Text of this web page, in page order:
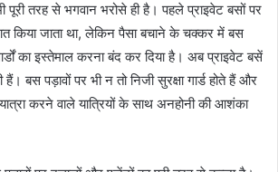
पूरी तरह से भगवान भरोसे ही है। पहले प्राइवेट बसों पर
किया जाता था, लेकिन पैसा बचाने के चक्कर में बस
का इस्तेमाल करना बंद कर दिया है। अब प्राइवेट बसें
बस पड़ावों पर भी न तो निजी सुरक्षा गार्ड होते हैं और
करने वाले यात्रियों के साथ अनहोनी की आशंका